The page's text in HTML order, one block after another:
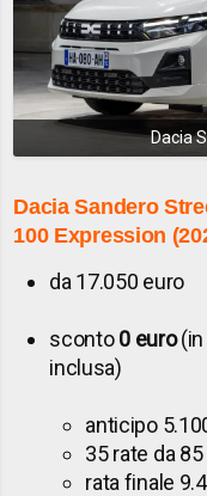
Dacia
Dacia Sandero
100 Expression
da 17.050 euro
sconto0 euro(in
inclusa)
anticipo
35 rate da
rata finale